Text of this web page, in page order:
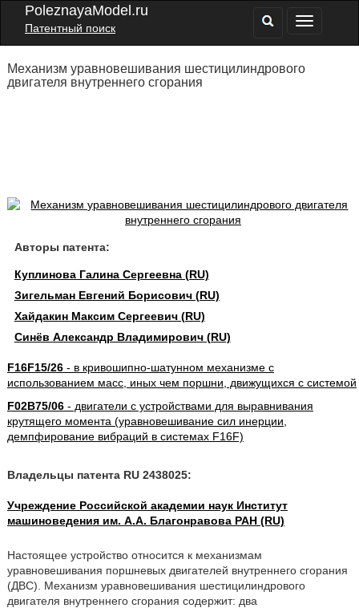
PoleznayaModel.ru
Патентный поиск
Механизм уравновешивания шестицилиндрового
двигателя внутреннего сгорания
Авторы патента:
Куплинова Галина Сергеевна (RU)
Зигельман Евгений Борисович (RU)
Хайдакин Максим Сергеевич (RU)
Синёв Александр Владимирович (RU)
F16F15/26- в кривошипно-шатунном механизме с
использованием масс, иных чем поршни, движущихся с системой
F02B75/06- двигатели с устройствами для выравнивания
крутящего момента (уравновешивание сил инерции,
демпфирование вибраций в системах F16F)
Владельцы патента RU 2438025:
Учреждение Российской академии наук Институт
машиноведения им. А.А. Благонравова РАН (RU)
Настоящее устройство относится к механизмам
уравновешивания поршневых двигателей внутреннего сгорания
(ДВС). Механизм уравновешивания шестицилиндрового
двигателя внутреннего сгорания содержит: два